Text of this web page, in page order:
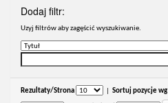
Dodaj filtr:
Uzyj filtrów aby zagęścić wyszukiwanie.
Rezultaty/Strona Sortuj pozycje wg